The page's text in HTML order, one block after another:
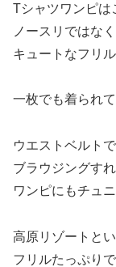
Tシャツワンピは
ノースリではなく
キュートなフリ
一枚でも着られて
ウエストベルトで
ブラウジングす
ワンピにもチュ
高原リゾートと
フリルたっぷりで